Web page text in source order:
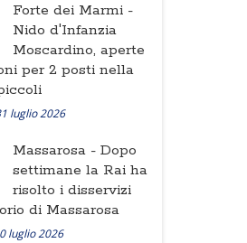
Forte dei Marmi -
Nido d'Infanzia
Moscardino, aperte
per 2 posti nella
luglio 2026
Massarosa - Dopo
settimane la Rai ha
risolto i disservizi
di Massarosa
luglio 2026